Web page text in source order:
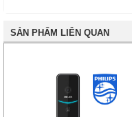
SẢN PHẨM LIÊN QUAN